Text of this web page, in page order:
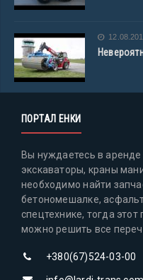
ПОРТАЛ ЕНКИ
Вы нуждаетесь в
экскаваторы, краны
необходимо найти
бетономешалке,
спецтехнике, тогда
можно решить все
+380(67)524-03-00